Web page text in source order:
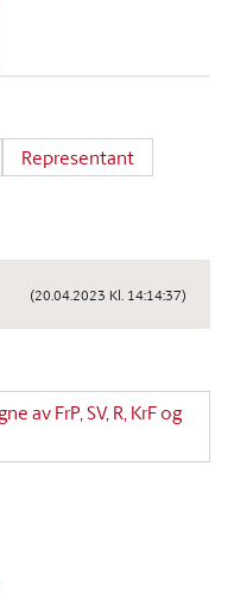
Representant
(20.04.2023 Kl. 14:14:37)
av FrP, SV, R, KrF og